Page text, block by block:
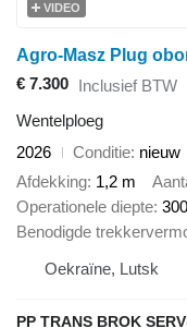
VIDEO
Agro-Masz Plug
€ 7.300 Inclusief BTW
Wentelploeg
2026
Conditie nieuw
Afdekking 1,2 m
Operationele diepte
Benodigde
Oekraïne, Lutsk
PP TRANS BROK